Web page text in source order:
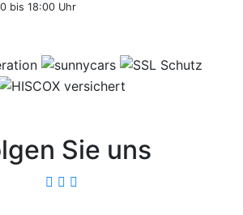
bis 18:00 Uhr
Sie uns